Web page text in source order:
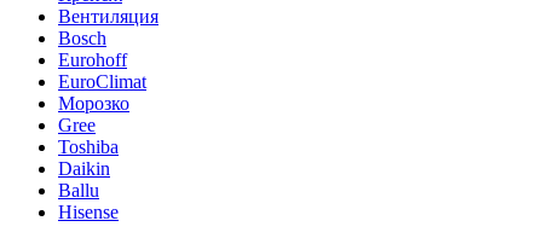
Вентиляция
Bosch
Eurohoff
EuroClimat
Морозко
Gree
Toshiba
Daikin
Ballu
Hisense